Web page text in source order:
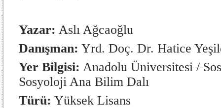
Yazar: Aslı Ağcaoğlu
Danışman: Yrd. Doç. Dr. Hatice
Yer Bilgisi: Anadolu Üniversitesi /
Sosyoloji Ana Bilim Dalı
Türü: Yüksek Lisans